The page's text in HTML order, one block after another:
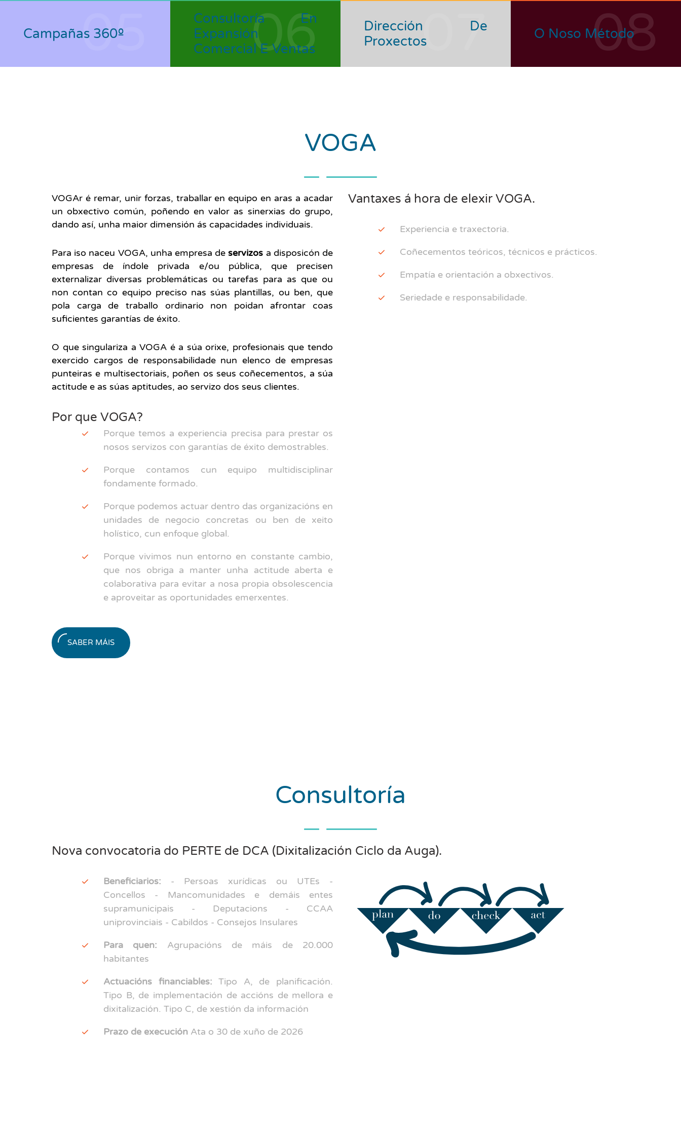
Campañas 360º
05
Consultoría En
Expansión
Comercial E Ventas
06
Dirección De
Proxectos07 O Noso Método
08
VOGA
VOGAr é remar, unir forzas, traballar en equipo en aras a acadar
un obxectivo común, poñendo en valor as sinerxias do grupo,
dando así, unha maior dimensión ás capacidades individuais.
Para iso naceu VOGA, unha empresa deservizos a disposicón de
empresas de índole privada e/ou pública, que precisen
externalizar diversas problemáticas ou tarefas para as que ou
non contan co equipo preciso nas súas plantillas, ou ben, que
pola carga de traballo ordinario non poidan afrontar coas
suficientes garantías de éxito.
O que singulariza a VOGA é a súa orixe, profesionais que tendo
exercido cargos de responsabilidade nun elenco de empresas
punteiras e multisectoriais, poñen os seus coñecementos, a súa
actitude e as súas aptitudes, ao servizo dos seus clientes.
Por que VOGA?
Porque temos a experiencia precisa para prestar os
nosos servizos con garantías de éxito demostrables.
Porque contamos cun equipo multidisciplinar
fondamente formado.
Porque podemos actuar dentro das organizacións en
unidades de negocio concretas ou ben de xeito
holístico, cun enfoque global.
Porque vivimos nun entorno en constante cambio,
que nos obriga a manter unha actitude aberta e
colaborativa para evitar a nosa propia obsolescencia
e aproveitar as oportunidades emerxentes.
SABER MÁIS
Vantaxes á hora de elexir VOGA.
Experiencia e traxectoria.
Coñecementos teóricos, técnicos e prácticos.
Empatía e orientación a obxectivos.
Seriedade e responsabilidade.
Consultoría
Nova convocatoria do PERTE de DCA (Dixitalización Ciclo da Auga).
Beneficiarios: - Persoas xurídicas ou UTEs -
Concellos - Mancomunidades e demáis entes
supramunicipais - Deputacions - CCAA
uniprovinciais - Cabildos - Consejos Insulares
Para quen: Agrupacións de máis de 20.000
habitantes
Actuacións financiables: Tipo A, de planificación.
Tipo B, de implementación de accións de mellora e
dixitalización. Tipo C, de xestión da información
Prazo de execución Ata o 30 de xuño de 2026